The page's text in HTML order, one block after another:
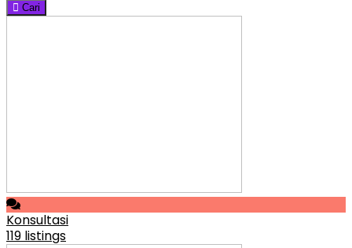
Cari
Konsultasi
119 listings